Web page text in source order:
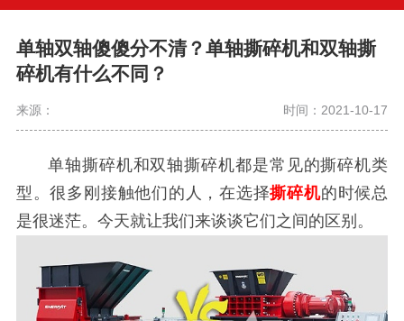
单轴双轴傻傻分不清？单轴撕碎机和双轴撕
碎机有什么不同？
来源： 时间：2021-10-17
单轴撕碎机和双轴撕碎机都是常见的撕碎机类
型。很多刚接触他们的人，在选择撕碎机的时候总
是很迷茫。今天就让我们来谈谈它们之间的区别。